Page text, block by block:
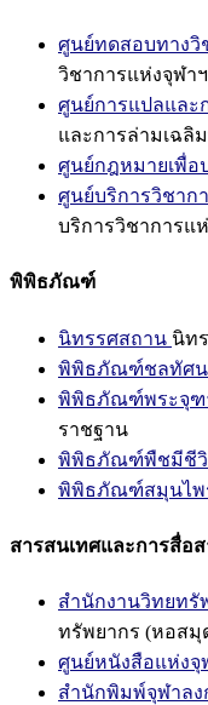
ศูนย์ทดสอบทางวิ
วิชาการแห่งจุฬาฯ
ศูนย์การแปลและ
และการล่ามเฉลิ
ศูนย์กฎหมายเพื่อ
ศูนย์บริการวิชาก
บริการวิชาการแ
พิพิธภัณฑ์
นิทรรศสถาน นิท
พิพิธภัณฑ์ชลทัศน
พิพิธภัณฑ์พระจุฑ
ราชฐาน
พิพิธภัณฑ์พืชมีชี
พิพิธภัณฑ์สมุนไพ
สารสนเทศและการสื่อ
สำนักงานวิทยทรั
ทรัพยากร (หอสมุ
ศูนย์หนังสือแห่งจุ
สำนักพิมพ์จุฬาล